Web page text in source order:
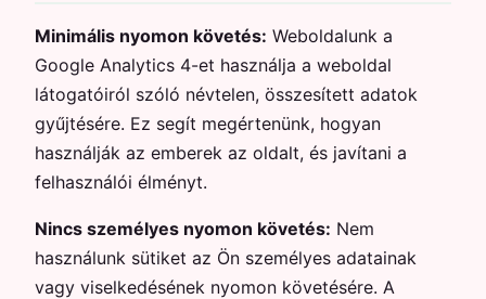
Minimális nyomon követés: Weboldalunk a
Google Analytics 4-et használja a weboldal
látogatóiról szóló névtelen, összesített adatok
gyűjtésére. Ez segít megértenünk, hogyan
használják az emberek az oldalt, és javítani a
felhasználói élményt.
Nincs személyes nyomon követés: Nem
használunk sütiket az Ön személyes adatainak
vagy viselkedésének nyomon követésére. A